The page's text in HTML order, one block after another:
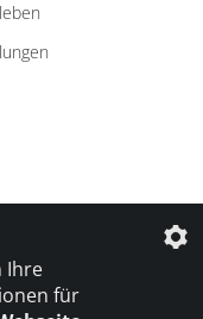
Ihre
für